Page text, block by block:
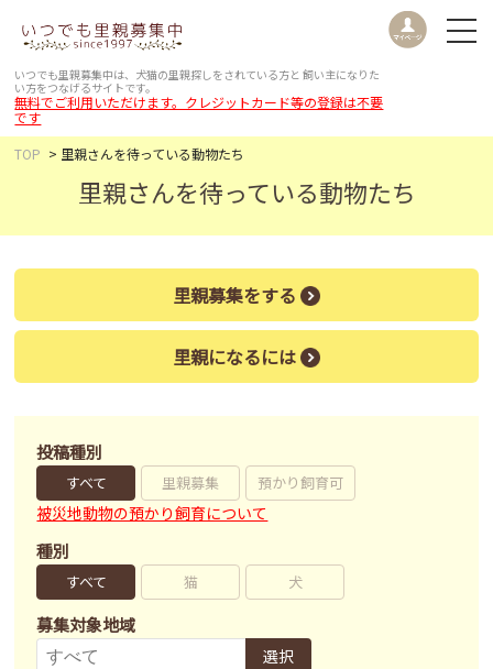
いつでも里親募集中は、犬猫の里親探しをされている方と 飼い主になりた
い方をつなげるサイトです。
無料でご利用いただけます。クレジットカード等の登録は不要
です
TOP
里親さんを待っている動物たち
里親さんを待っている動物たち
里親募集をする
里親になるには
投稿種別
すべて 里親募集 預かり飼育可
被災地動物の預かり飼育について
種別
すべて 猫 犬
募集対象地域
選択